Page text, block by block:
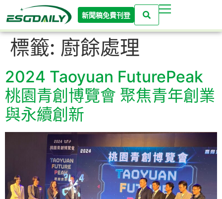
新聞稿免費刊登
標籤: 廚餘處理
2024 Taoyuan FuturePeak
桃園青創博覽會 聚焦青年創業
與永續創新